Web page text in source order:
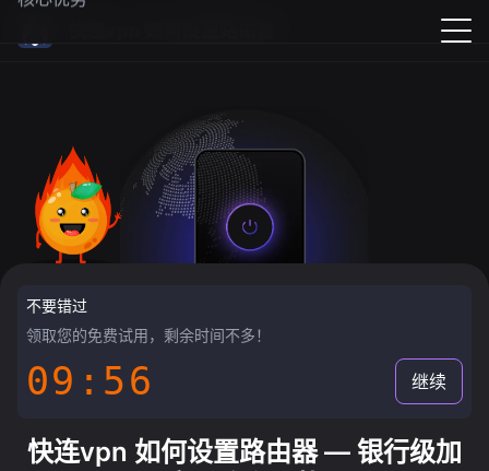
不要错过
领取您的免费试用，剩余时间不多！
09:55 继续
快连vpn 如何设置路由器 — 银行级加